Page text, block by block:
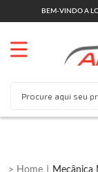
BEM-VINDO A
Mecânica